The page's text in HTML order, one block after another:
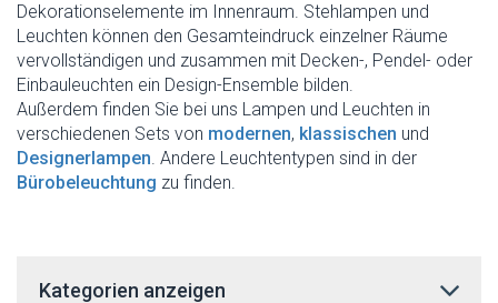
Dekorationselemente im Innenraum. Stehlampen und
Leuchten können den Gesamteindruck einzelner Räume
vervollständigen und zusammen mit Decken-, Pendel- oder
Einbauleuchten ein Design-Ensemble bilden.
Außerdem finden Sie bei uns Lampen und Leuchten in
verschiedenen Sets von modernen, klassischen und
Designerlampen. Andere Leuchtentypen sind in der
Bürobeleuchtung zu finden.
Kategorien anzeigen